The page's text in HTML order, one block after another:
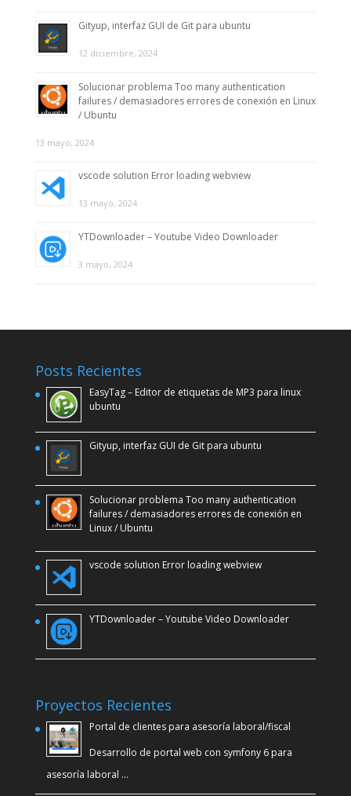
Gityup, interfaz GUI de Git para ubuntu
12 diciembre, 2024
Solucionar problema Too many authentication
failures / demasiadores errores de conexión en Linux
/ Ubuntu
13 mayo, 2024
vscode solution Error loading webview
13 mayo, 2024
YTDownloader – Youtube Video Downloader
3 mayo, 2024
Posts Recientes
EasyTag – Editor de etiquetas de MP3 para linux
ubuntu
Gityup, interfaz GUI de Git para ubuntu
Solucionar problema Too many authentication
failures / demasiadores errores de conexión en
Linux / Ubuntu
vscode solution Error loading webview
YTDownloader – Youtube Video Downloader
Proyectos Recientes
Portal de clientes para asesoría laboral/fiscal
Desarrollo de portal web con symfony 6 para
asesoría laboral …